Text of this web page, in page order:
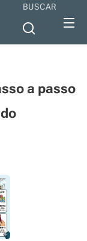
BUSCAR
a passo